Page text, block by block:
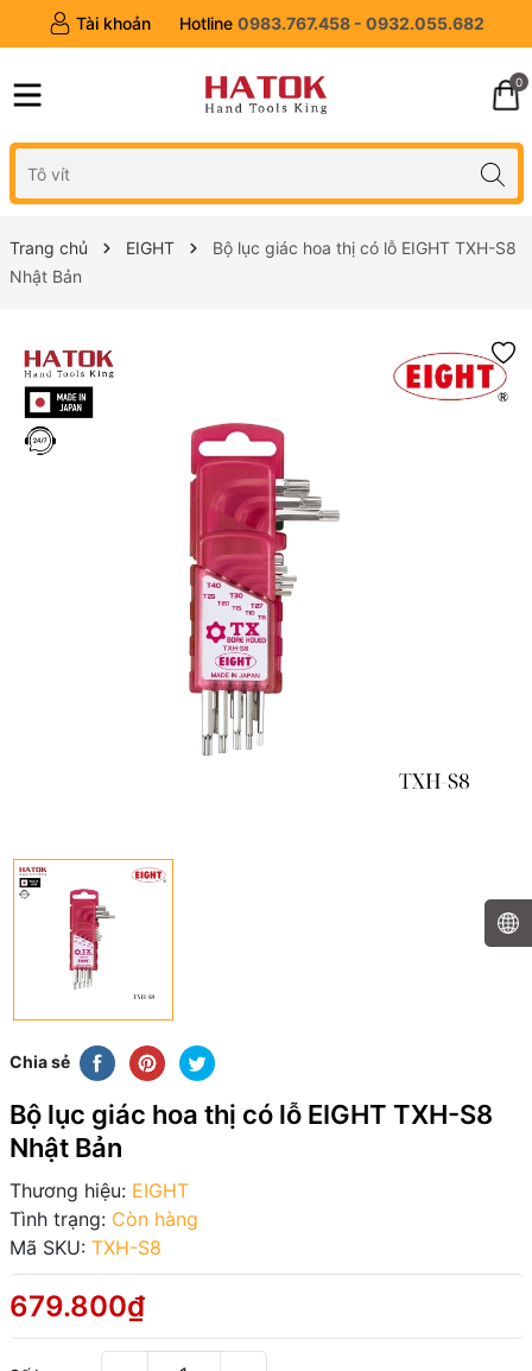
Tài khoản Hotline 0983.767.458 - 0932.055.682
0
Trang chủ EIGHT
Bộ lục giác hoa thị có lỗ EIGHT TXH-S8
Nhật Bản
Chia sẻ
Bộ lục giác hoa thị có lỗ EIGHT TXH-S8
Nhật Bản
Thương hiệu: EIGHT
Tình trạng: Còn hàng
Mã SKU: TXH-S8
679.800₫